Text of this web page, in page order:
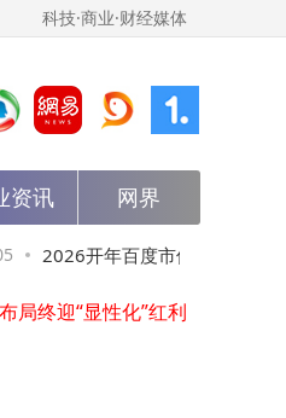
科技·商业·财经媒体
资讯 网界
2026开年百度市值飙升：硬核科
迎“显性化”红利
春节服务再升级！京东物流坚守承诺，海内外配送不停歇，科技助力更省心
真我Neo8本月登场！潮玩电竞旗舰首发1.5K高刷屏 配置亮点多
局终迎“显性化”红利